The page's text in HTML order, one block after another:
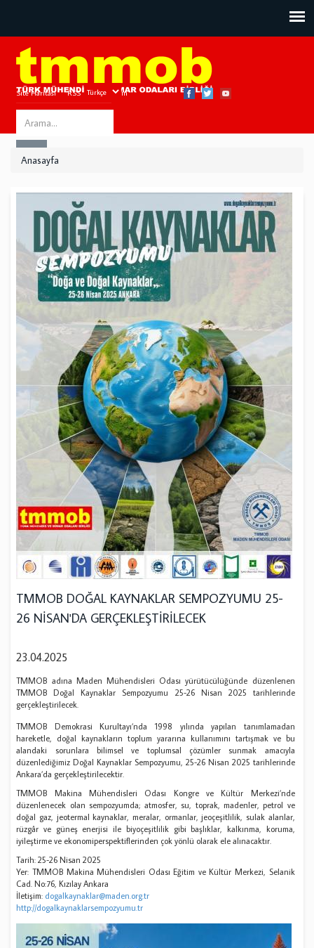
Site Haritası RSS Bize Ulaşın
Search
this
Anasayfa
TMMOB DOĞAL KAYNAKLAR SEMPOZYUMU 25-
26 NİSAN'DA GERÇEKLEŞTİRİLECEK
23.04.2025
TMMOB adına Maden Mühendisleri Odası yürütücülüğünde düzenlenen
TMMOB Doğal Kaynaklar Sempozyumu 25-26 Nisan 2025 tarihlerinde
gerçekleştirilecek.
TMMOB Demokrasi Kurultayı’nda 1998 yılında yapılan tanımlamadan
hareketle, doğal kaynakların toplum yararına kullanımını tartışmak ve bu
alandaki sorunlara bilimsel ve toplumsal çözümler sunmak amacıyla
düzenlediğimiz Doğal Kaynaklar Sempozyumu, 25-26 Nisan 2025 tarihlerinde
Ankara’da gerçekleştirilecektir.
TMMOB Makina Mühendisleri Odası Kongre ve Kültür Merkezi’nde
düzenlenecek olan sempozyumda; atmosfer, su, toprak, madenler, petrol ve
doğal gaz, jeotermal kaynaklar, meralar, ormanlar, jeoçeşitlilik, sulak alanlar,
rüzgâr ve güneş enerjisi ile biyoçeşitlilik gibi başlıklar, kalkınma, koruma,
iyileştirme ve ekonomiperspektiflerinden çok yönlü olarak ele alınacaktır.
Tarih: 25-26 Nisan 2025
Yer: TMMOB Makina Mühendisleri Odası Eğitim ve Kültür Merkezi, Selanik
Cad. No:76, Kızılay Ankara
İletişim: dogalkaynaklar@maden.org.tr
http://dogalkaynaklarsempozyumu.tr